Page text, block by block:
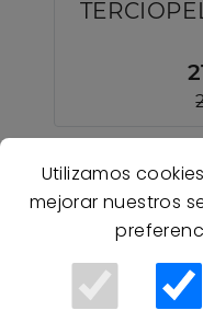
Utilizamos
mejorar nuestros